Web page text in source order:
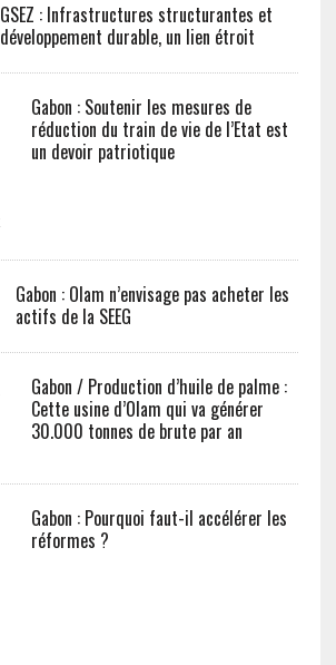
GSEZ : Infrastructures structurantes et
développement durable, un lien étroit
Gabon : Soutenir les mesures de
réduction du train de vie de l’Etat est
un devoir patriotique
Gabon : Olam n’envisage pas acheter les
actifs de la SEEG
Gabon / Production d’huile de palme :
Cette usine d’Olam qui va générer
30.000 tonnes de brute par an
Gabon : Pourquoi faut-il accélérer les
réformes ?